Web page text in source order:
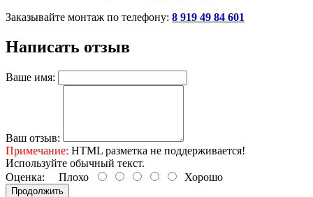
Заказывайте монтаж по телефону: 8 919 49 84 601
Написать отзыв
Ваше имя:
Ваш отзыв:
Примечание: HTML разметка не поддерживается!
Используйте обычный текст.
Оценка: Плохо Хорошо
Продолжить